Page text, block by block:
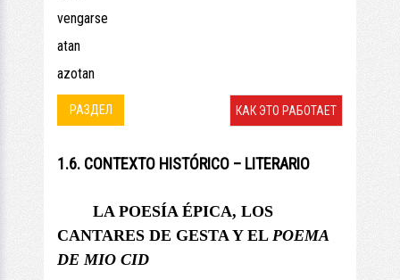
vengarse
atan
azotan
РАЗДЕЛ КАК ЭТО РАБОТАЕТ
1.6. CONTEXTO HISTÓRICO – LITERARIO
LA POESÍA ÉPICA, LOS
CANTARES DE GESTA YEL POEMA
DE MIO CID